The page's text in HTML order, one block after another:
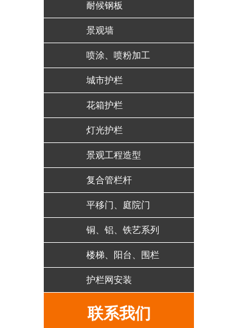
耐候钢板
景观墙
喷涂、喷粉加工
城市护栏
花箱护栏
灯光护栏
景观工程造型
复合管栏杆
平移门、庭院门
铜、铝、铁艺系列
楼梯、阳台、围栏
护栏网安装
联系我们